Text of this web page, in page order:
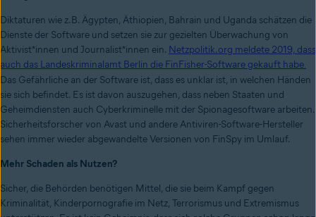
Diktaturen wie z.B. Ägypten, Äthiopien, Bahrain und Uganda schätzen die
Dienste der Software und setzen sie zur gezielten Überwachung von
Aktivist*innen und Journalist*innen ein. Netzpolitik.org meldete 2019, dass
auch das Landeskriminalamt Berlin die FinFisher-Software gekauft habe.
Das Gefährliche an der Software ist, dass es unklar ist, in welchen Händen
sie sich befindet. Es ist davon auszugehen, dass neben Staaten und
Geheimdiensten auch Cyberkriminelle mit der Spionagesoftware arbeiten.
Sicherheitsforscher von Avast und andere Antiviren-Software-Hersteller
sehen immer wieder abgewandelte Versionen von FinSpy im Umlauf.
Mehr Schaden als Nutzen?
Sicher, die Behörden benötigen Mittel, die sie beim Kampf gegen
Kriminalität, Kinderpornografie im Netz, Terrorismus und Extremismus